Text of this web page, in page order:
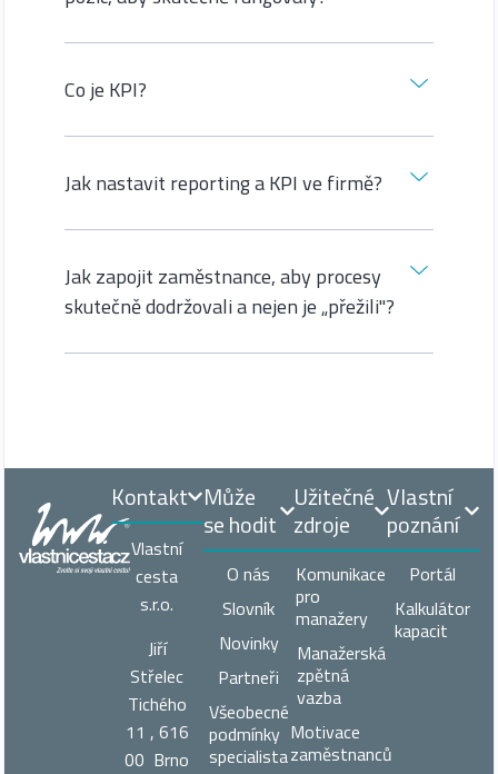
Co je KPI?
Jak nastavit reporting a KPI ve firmě?
Jak zapojit zaměstnance, aby procesy
skutečně dodržovali a nejen je „přežili"?
Může
se hodit
O nás
Slovník
Novinky
Partneři
Všeobecné
podmínky
specialista
Užitečné
zdroje
Komunikace
pro
manažery
Manažerská
zpětná
vazba
Motivace
zaměstnanců
Vlastní
poznání
Portál
Kalkulátor
kapacit
Kontakt
Vlastní
cesta
s.r.o.
Jiří
Střelec
Tichého
11 , 616
00 Brno